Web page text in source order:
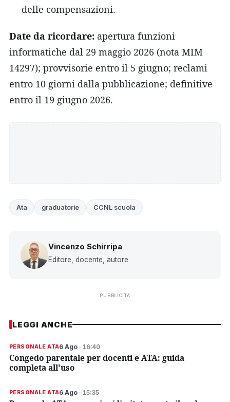
delle compensazioni.
Date da ricordare: apertura funzioni
informatiche dal 29 maggio 2026 (nota MIM
14297); provvisorie entro il 5 giugno; reclami
entro 10 giorni dalla pubblicazione; definitive
entro il 19 giugno 2026.
Ata graduatorie CCNL scuola
Vincenzo Schirripa
Editore, docente, autore
PUBBLICITÀ
LEGGI ANCHE
PERSONALE ATA6 Ago · 16:40
Congedo parentale per docenti e ATA: guida
completa all'uso
PERSONALE ATA6 Ago · 15:35